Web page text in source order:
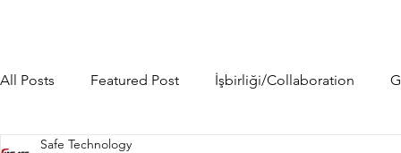
All Posts Featured Post İşbirliği/Collaboration
Safe Technology